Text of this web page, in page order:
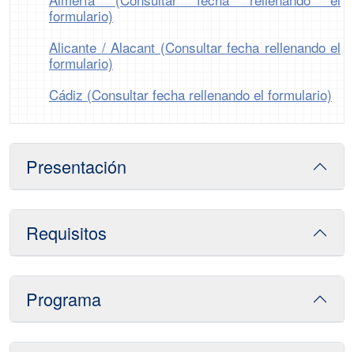
formulario)
Alicante / Alacant (Consultar fecha rellenando el
formulario)
Cádiz (Consultar fecha rellenando el formulario)
Presentación
Requisitos
Programa